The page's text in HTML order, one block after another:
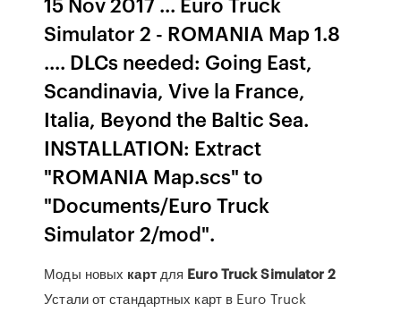
Simulator 2 - ROMANIA Map 1.8
.... DLCs needed: Going East,
Scandinavia, Vive la France,
Italia, Beyond the Baltic Sea.
INSTALLATION: Extract
"ROMANIA Map.scs" to
"Documents/Euro Truck
Simulator 2/mod".
Моды новых картдля Euro TruckSimulator 2
Устали от стандартных карт в Euro Truck